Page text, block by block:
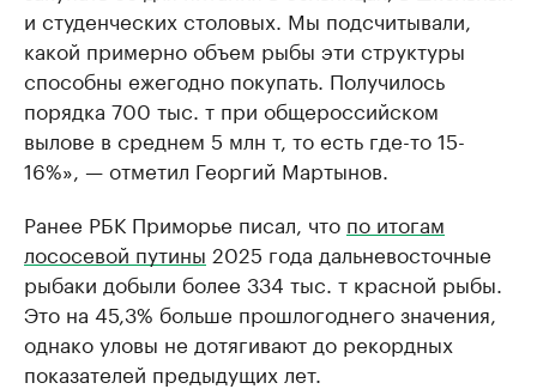
и студенческих столовых. Мы подсчитывали,
какой примерно объем рыбы эти структуры
способны ежегодно покупать. Получилось
порядка 700 тыс. т при общероссийском
вылове в среднем 5 млн т, то есть где-то 15-
16%», — отметил Георгий Мартынов.
Ранее РБК Приморье писал, что по итогам
лососевой путины 2025 года дальневосточные
рыбаки добыли более 334 тыс. т красной рыбы.
Это на 45,3% больше прошлогоднего значения,
однако уловы не дотягивают до рекордных
показателей предыдущих лет.